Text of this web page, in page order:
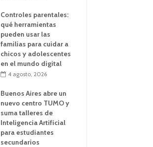
Controles parentales:
qué herramientas
pueden usar las
familias para cuidar a
chicos y adolescentes
en el mundo digital
4 agosto, 2026
Buenos Aires abre un
nuevo centro TUMO y
suma talleres de
Inteligencia Artificial
para estudiantes
secundarios